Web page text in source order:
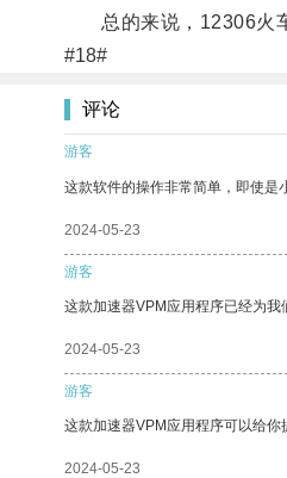
总的来说，12306火车
#18#
评论
游客
这款软件的操作非常简单，即使是
2024-05-23
游客
这款加速器VPM应用程序已经为我
2024-05-23
游客
这款加速器VPM应用程序可以给你
2024-05-23